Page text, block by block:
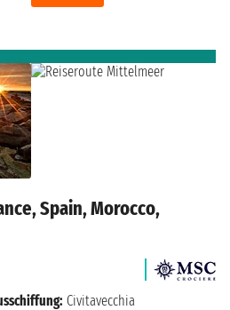
Spain, Morocco,
Civitavecchia